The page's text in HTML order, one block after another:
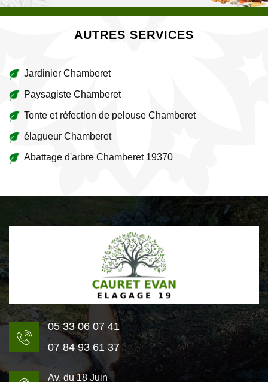
AUTRES SERVICES
Jardinier Chamberet
Paysagiste Chamberet
Tonte et réfection de pelouse Chamberet
élagueur Chamberet
Abattage d'arbre Chamberet 19370
05 33 06 07 41
07 84 93 61 37
Av. du 18 Juin